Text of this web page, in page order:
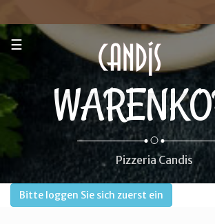
☰
Pizzeria Candis
Bitte loggen Sie sich zuerst ein